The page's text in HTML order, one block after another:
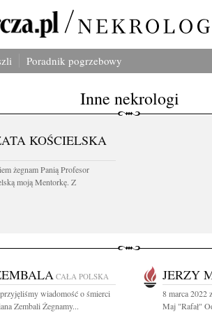
Poradnik pogrzebowy
Inne nekrologi
KOŚCIELSKA
żegnam Panią Profesor
moją Mentorkę. Z
CAŁA POLSKA
wiadomość o śmierci
Zembali Żegnamy...
JERZY
8 marca 2022
Maj "Rafał"